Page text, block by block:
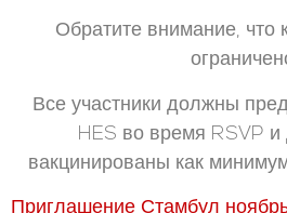
Обратите внимание, что
Все участники должны
HES во время RSVP
вакцинированы как
Приглашение Стамбул